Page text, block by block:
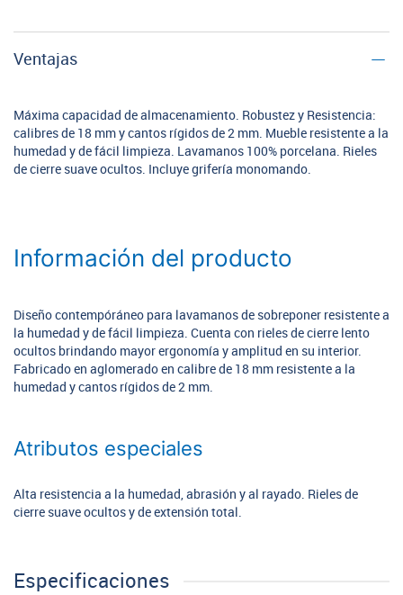
Ventajas
Máxima capacidad de almacenamiento. Robustez y Resistencia:
calibres de 18 mm y cantos rígidos de 2 mm. Mueble resistente a la
humedad y de fácil limpieza. Lavamanos 100% porcelana. Rieles
de cierre suave ocultos. Incluye grifería monomando.
Información del producto
Diseño contempóráneo para lavamanos de sobreponer resistente a
la humedad y de fácil limpieza. Cuenta con rieles de cierre lento
ocultos brindando mayor ergonomía y amplitud en su interior.
Fabricado en aglomerado en calibre de 18 mm resistente a la
humedad y cantos rígidos de 2 mm.
Atributos especiales
Alta resistencia a la humedad, abrasión y al rayado. Rieles de
cierre suave ocultos y de extensión total.
Especificaciones